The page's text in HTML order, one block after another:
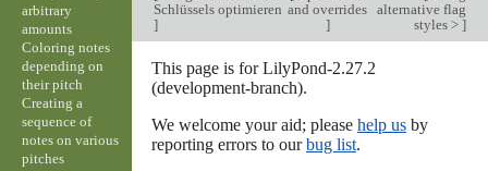
Schlüssels optimieren
]
and overrides
]
alternative flag
styles > ]
This page is for LilyPond-2.27.2
(development-branch).
We welcome your aid; please help usby
reporting errors to ourbug list.
arbitrary
amounts
Coloring notes
depending on
their pitch
Creating a
sequence of
notes on various
pitches